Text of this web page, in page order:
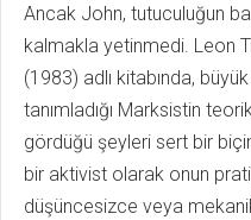
Ancak John, tutuculuğun
kalmakla yetinmedi. Leon
(1983) adlı kitabında,
tanımladığı Marksistin
gördüğü şeyleri sert bir
bir aktivist olarak onun
düşüncesizce veya